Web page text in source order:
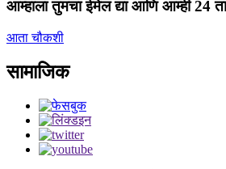
आम्हाला तुमचा ईमेल द्या आणि आम्ही 24
आता चौकशी
सामाजिक